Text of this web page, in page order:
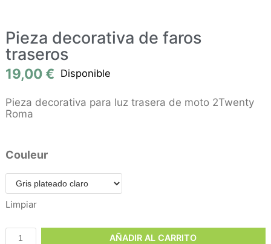
Pieza decorativa de faros
traseros
19,00€ Disponible
Pieza decorativa para luz trasera de moto 2Twenty
Roma
Couleur
Limpiar
AÑADIR AL CARRITO